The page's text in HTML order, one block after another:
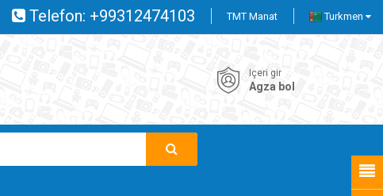
TMT Manat Turkmen
Telefon: +99312474103
Içeri gir
Agza bol